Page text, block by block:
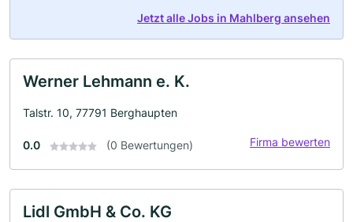
Jetzt alle Jobs in Mahlberg ansehen
Werner Lehmann e. K.
Talstr. 10, 77791 Berghaupten
0.0 (0 Bewertungen) Firma bewerten
Lidl GmbH & Co. KG